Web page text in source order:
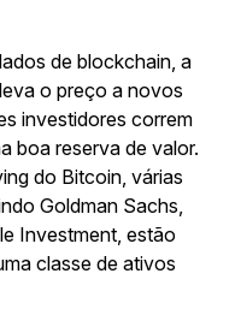
de blockchain, a
o preço a novos
investidores correm
boa reserva de valor.
do Bitcoin, várias
Goldman Sachs,
Investment, estão
classe de ativos